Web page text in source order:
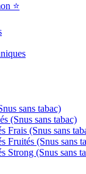
⭐️
sans tabac)
(Snus sans tabac)
Frais (Snus sans
Fruités (Snus sans
Strong (Snus sans